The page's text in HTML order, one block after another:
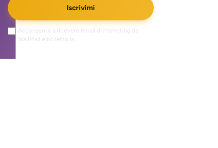
Iscrivimi
Acconsento a ricevere email di marketing da
WallMall e ho letto la
.